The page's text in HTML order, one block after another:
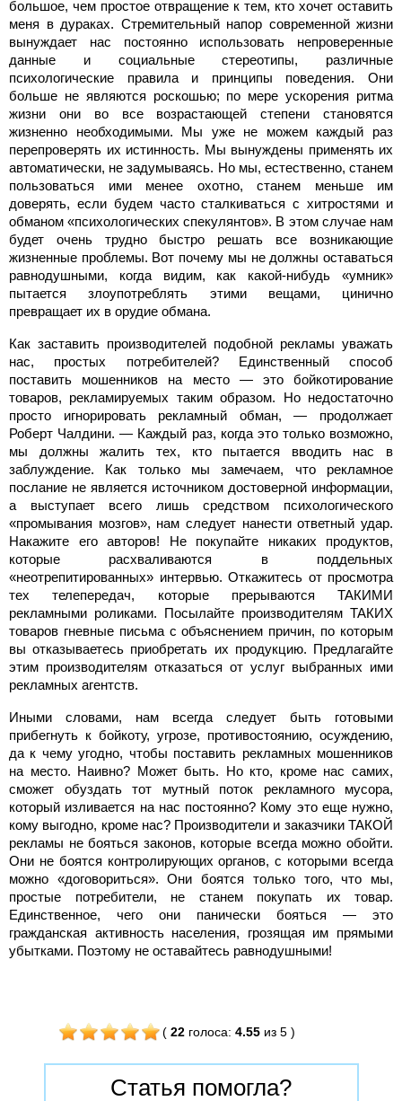
большое, чем простое отвращение к тем, кто хочет оставить
меня в дураках. Стремительный напор современной жизни
вынуждает нас постоянно использовать непроверенные
данные и социальные стереотипы, различные
психологические правила и принципы поведения. Они
больше не являются роскошью; по мере ускорения ритма
жизни они во все возрастающей степени становятся
жизненно необходимыми. Мы уже не можем каждый раз
перепроверять их истинность. Мы вынуждены применять их
автоматически, не задумываясь. Но мы, естественно, станем
пользоваться ими менее охотно, станем меньше им
доверять, если будем часто сталкиваться с хитростями и
обманом «психологических спекулянтов». В этом случае нам
будет очень трудно быстро решать все возникающие
жизненные проблемы. Вот почему мы не должны оставаться
равнодушными, когда видим, как какой-нибудь «умник»
пытается злоупотреблять этими вещами, цинично
превращает их в орудие обмана.
Как заставить производителей подобной рекламы уважать
нас, простых потребителей? Единственный способ
поставить мошенников на место — это бойкотирование
товаров, рекламируемых таким образом. Но недостаточно
просто игнорировать рекламный обман, — продолжает
Роберт Чалдини. — Каждый раз, когда это только возможно,
мы должны жалить тех, кто пытается вводить нас в
заблуждение. Как только мы замечаем, что рекламное
послание не является источником достоверной информации,
а выступает всего лишь средством психологического
«промывания мозгов», нам следует нанести ответный удар.
Накажите его авторов! Не покупайте никаких продуктов,
которые расхваливаются в поддельных
«неотрепитированных» интервью. Откажитесь от просмотра
тех телепередач, которые прерываются ТАКИМИ
рекламными роликами. Посылайте производителям ТАКИХ
товаров гневные письма с объяснением причин, по которым
вы отказываетесь приобретать их продукцию. Предлагайте
этим производителям отказаться от услуг выбранных ими
рекламных агентств.
Иными словами, нам всегда следует быть готовыми
прибегнуть к бойкоту, угрозе, противостоянию, осуждению,
да к чему угодно, чтобы поставить рекламных мошенников
на место. Наивно? Может быть. Но кто, кроме нас самих,
сможет обуздать тот мутный поток рекламного мусора,
который изливается на нас постоянно? Кому это еще нужно,
кому выгодно, кроме нас? Производители и заказчики ТАКОЙ
рекламы не бояться законов, которые всегда можно обойти.
Они не боятся контролирующих органов, с которыми всегда
можно «договориться». Они боятся только того, что мы,
простые потребители, не станем покупать их товар.
Единственное, чего они панически бояться — это
гражданская активность населения, грозящая им прямыми
убытками. Поэтому не оставайтесь равнодушными!
( 22 голоса: 4.55из 5)
Статья помогла?